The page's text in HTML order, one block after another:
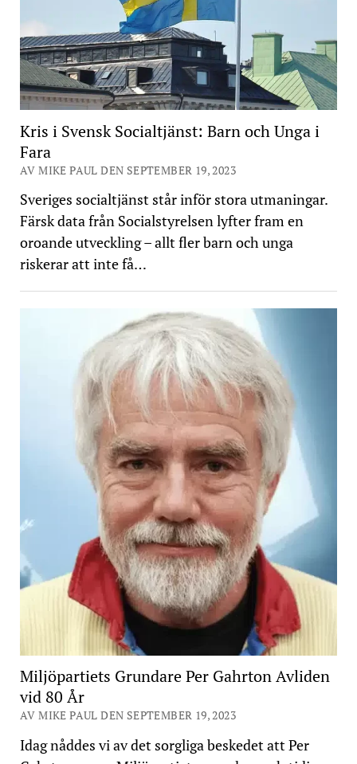
Kris i Svensk Socialtjänst: Barn och Unga i
Fara
AV MIKE PAUL DEN SEPTEMBER 19, 2023
Sveriges socialtjänst står inför stora utmaningar.
Färsk data från Socialstyrelsen lyfter fram en
oroande utveckling – allt fler barn och unga
riskerar att inte få…
Miljöpartiets Grundare Per Gahrton Avliden
vid 80 År
AV MIKE PAUL DEN SEPTEMBER 19, 2023
Idag nåddes vi av det sorgliga beskedet att Per